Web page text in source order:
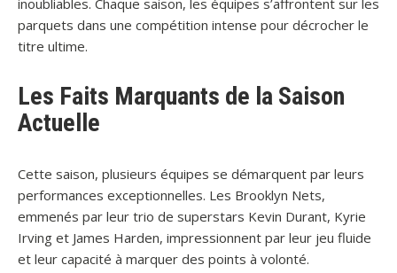
inoubliables. Chaque saison, les équipes s’affrontent sur les
parquets dans une compétition intense pour décrocher le
titre ultime.
Les Faits Marquants de la Saison
Actuelle
Cette saison, plusieurs équipes se démarquent par leurs
performances exceptionnelles. Les Brooklyn Nets,
emmenés par leur trio de superstars Kevin Durant, Kyrie
Irving et James Harden, impressionnent par leur jeu fluide
et leur capacité à marquer des points à volonté.